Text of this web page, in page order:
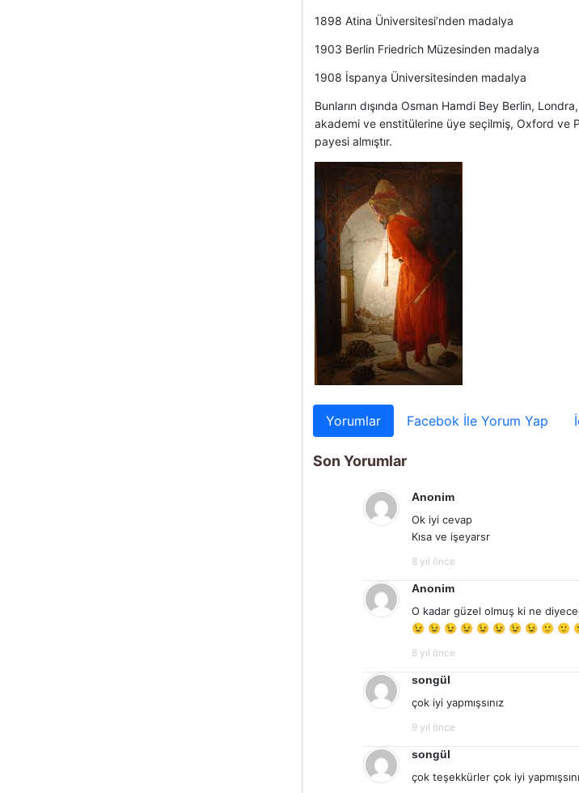
1898 Atina Üniversitesi’nden madalya
1903 Berlin Friedrich Müzesinden madalya
1908 İspanya Üniversitesinden madalya
Bunların dışında Osman Hamdi Bey Berlin,
akademi ve enstitülerine üye seçilmiş, Oxford ve
payesi almıştır.
Yorumlar Facebok İle Yorum Yap
Son Yorumlar
Anonim
Ok iyi cevap
Kısa ve işeyarsr
8 yıl önce
Anonim
O kadar güzel olmuş ki ne
😉 😉 😉 😉 😉 😉 😉 😉 🙂 🙂
8 yıl önce
songül
çok iyi yapmışsınız
9 yıl önce
songül
çok teşekkürler çok iyi